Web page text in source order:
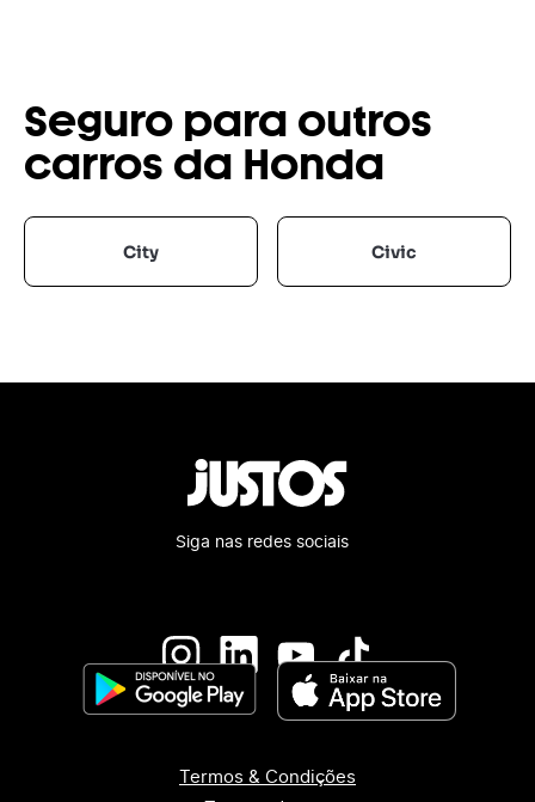
Seguro para outros
carros da Honda
City Civic
Siga nas redes sociais
Termos & Condições